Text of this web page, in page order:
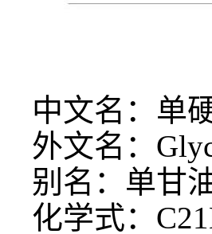
中文名：单
外文名：
别名：单甘
化学式：